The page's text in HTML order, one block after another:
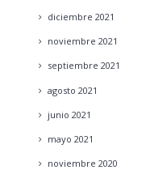
diciembre 2021
noviembre 2021
septiembre 2021
agosto 2021
junio 2021
mayo 2021
noviembre 2020